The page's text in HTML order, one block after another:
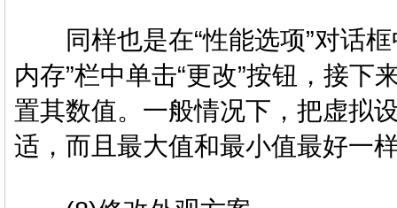
同样也是在“性能选项”对话框
内存”栏中单击“更改”按钮，接下
置其数值。一般情况下，把虚拟
适，而且最大值和最小值最好一